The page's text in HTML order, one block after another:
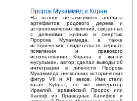
Пророк Мухаммед и Коран
На основе независимого анализа
артефактов, родового дерева и
астрономических явлений, связанных
с деяниями, жизнью и смертью
Пророка Мухаммеда, а также
исторических свидетельств первого
появления и правового
использования Корана в жизни
мусульман, автор сделал выводы об
интеграции в личности Пророка
Мухаммеда нескольких исторических
фигур VII и XII веков. Ими стали
каган Кубрат, он же император
Ираклий, аравийский Пророк или
Халиф из Праведных Халифов и